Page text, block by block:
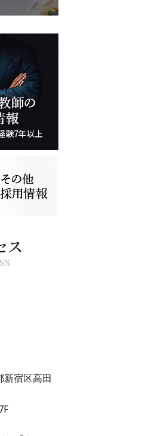
ス
新宿区高田